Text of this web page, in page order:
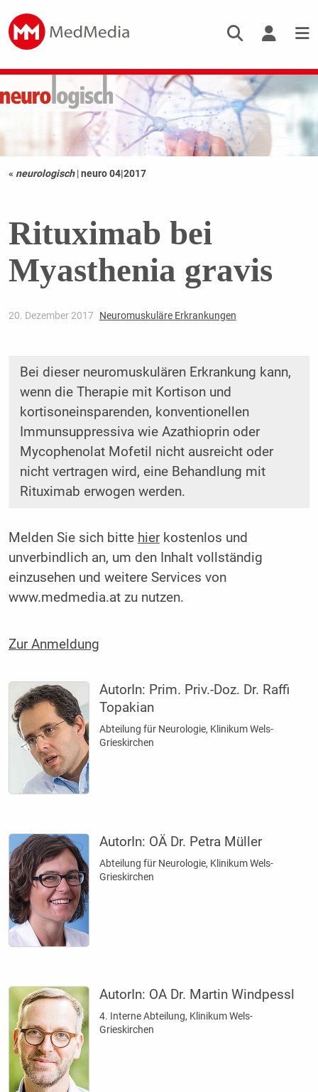
« neurologisch |neuro 04|2017
Rituximab bei
Myasthenia gravis
20. Dezember 2017 Neuromuskuläre Erkrankungen
Bei dieser neuromuskulären Erkrankung kann,
wenn die Therapie mit Kortison und
kortisoneinsparenden, konventionellen
Immunsuppressiva wie Azathioprin oder
Mycophenolat Mofetil nicht ausreicht oder
nicht vertragen wird, eine Behandlung mit
Rituximab erwogen werden.
Melden Sie sich bitte hierkostenlos und
unverbindlich an, um den Inhalt vollständig
einzusehen und weitere Services von
www.medmedia.at zu nutzen.
Zur Anmeldung
AutorIn: Prim. Priv.-Doz. Dr. Raffi
Topakian
Abteilung für Neurologie, Klinikum Wels-
Grieskirchen
AutorIn: OÄ Dr. Petra Müller
Abteilung für Neurologie, Klinikum Wels-
Grieskirchen
AutorIn: OA Dr. Martin Windpessl
4. Interne Abteilung, Klinikum Wels-
Grieskirchen